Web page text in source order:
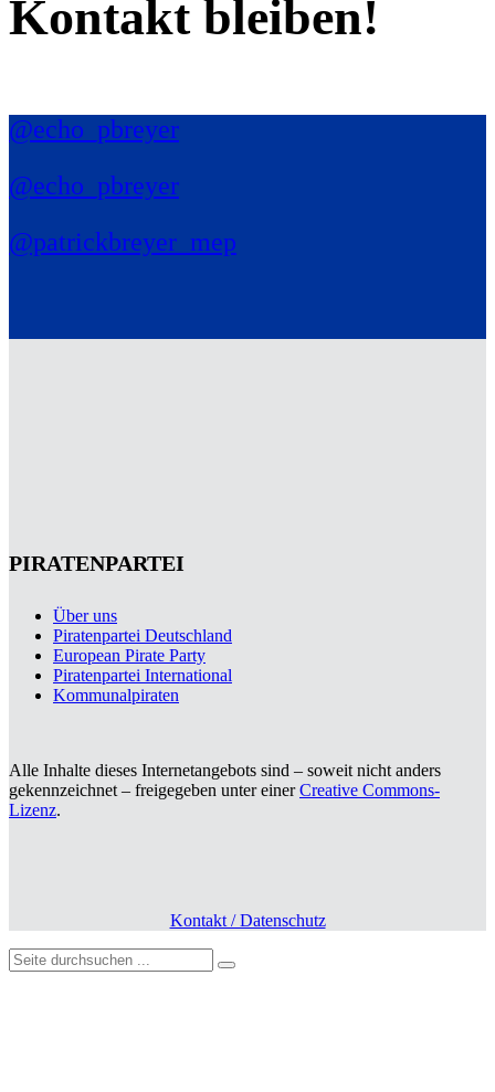
Kontakt bleiben!
@echo_pbreyer
@echo_pbreyer
@patrickbreyer_mep
PIRATENPARTEI
Über uns
Piratenpartei Deutschland
European Pirate Party
Piratenpartei International
Kommunalpiraten
Alle Inhalte dieses Internetangebots sind – soweit nicht anders
gekennzeichnet – freigegeben unter einerCreative Commons-
Lizenz.
Kontakt / Datenschutz